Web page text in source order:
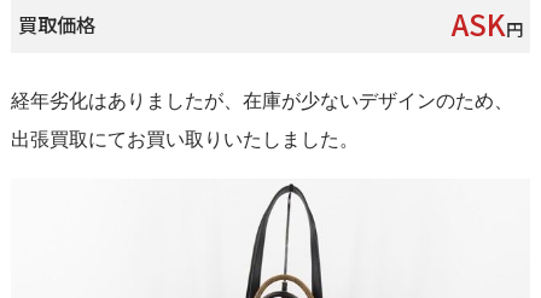
買取価格 ASK円
経年劣化はありましたが、在庫が少ないデザインのため、
出張買取にてお買い取りいたしました。